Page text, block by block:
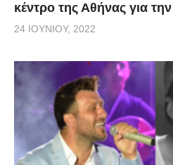
κέντρο της Αθήνας για
24 ΙΟΥΝΊΟΥ, 2022